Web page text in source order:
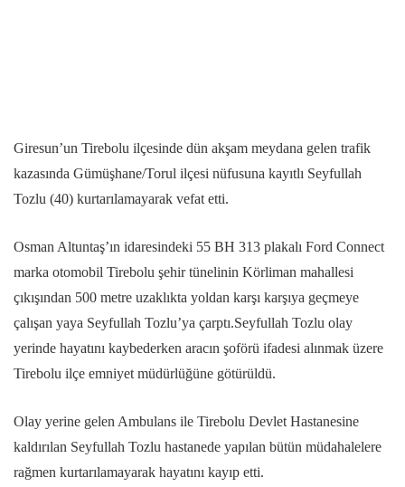
Giresun’un Tirebolu ilçesinde dün akşam meydana gelen trafik
kazasında Gümüşhane/Torul ilçesi nüfusuna kayıtlı Seyfullah
Tozlu (40) kurtarılamayarak vefat etti.
Osman Altuntaş’ın idaresindeki 55 BH 313 plakalı Ford Connect
marka otomobil Tirebolu şehir tünelinin Körliman mahallesi
çıkışından 500 metre uzaklıkta yoldan karşı karşıya geçmeye
çalışan yaya Seyfullah Tozlu’ya çarptı.Seyfullah Tozlu olay
yerinde hayatını kaybederken aracın şoförü ifadesi alınmak üzere
Tirebolu ilçe emniyet müdürlüğüne götürüldü.
Olay yerine gelen Ambulans ile Tirebolu Devlet Hastanesine
kaldırılan Seyfullah Tozlu hastanede yapılan bütün müdahalelere
rağmen kurtarılamayarak hayatını kayıp etti.